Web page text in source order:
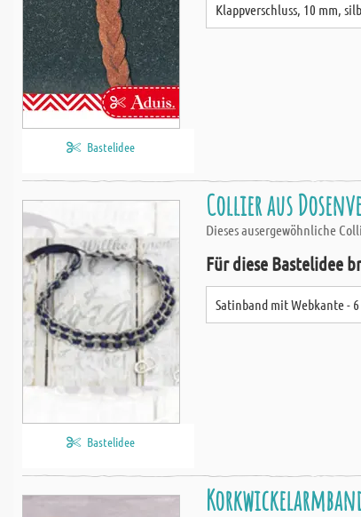
Bastelidee
Klappverschluss, 10 mm,
Bastelidee
Collier aus
Dieses ausergewöhnliche
Für diese Bastelidee
Satinband mit Webkante -